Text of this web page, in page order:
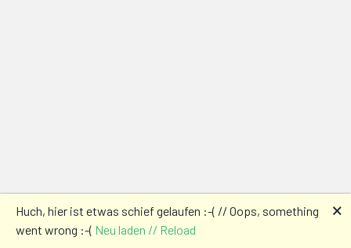
Huch, hier ist etwas schief gelaufen :-( // Oops, something
went wrong :-( Neu laden // Reload
🗙